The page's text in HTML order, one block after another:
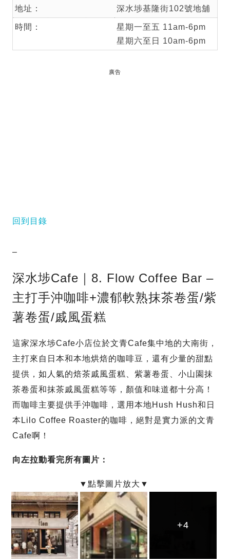
地址： 深水埗基隆街102號地舖
時間：
星期一至五 11am-6pm
星期六至日 10am-6pm
廣告
回到目錄
–
深水埗Cafe｜8. Flow Coffee Bar –
主打手沖咖啡+濃郁軟熟抹茶卷蛋/紫
薯卷蛋/戚風蛋糕
這家深水埗Cafe小店位於文青Cafe集中地的大南街，
主打來自日本和本地烘焙的咖啡豆，還有少量的甜點
提供，如人氣的焙茶戚風蛋糕、紫薯卷蛋、小山園抹
茶卷蛋和抹茶戚風蛋糕等等，顏值和味道都十分高！
而咖啡主要提供手沖咖啡，選用本地Hush Hush和日
本Lilo Coffee Roaster的咖啡，絕對是實力派的文青
Cafe啊！
向左拉動看完所有圖片：
+4
+4
+4